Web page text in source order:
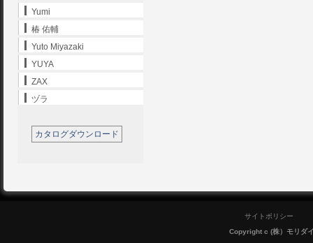
Yumi
椿 佑輔
Yuto Miyazaki
YUYA
ZAX
ヅラ
カタログダウンロード
サイトポリシー
Copyright c (株）モリダ